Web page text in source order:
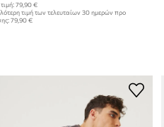
79,90 €
τιμή των τελευταίων 30 ημερών προ
79,90 €